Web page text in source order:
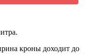
кроны доходит до